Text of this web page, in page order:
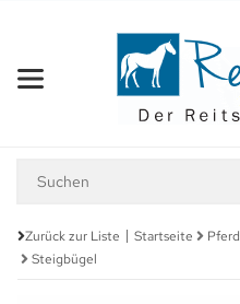
Zurück zur Liste Startseite Pferd
Steigbügel